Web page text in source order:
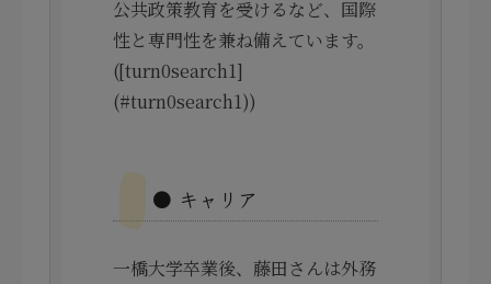
公共政策教育を受けるなど、国際
性と専門性を兼ね備えています。
([turn0search1]
(#turn0search1))
● キャリア
一橋大学卒業後、藤田さんは外務